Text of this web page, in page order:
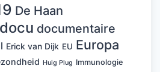
De Haan
docu documentaire
Erick van Dijk EU Europa
Huig Plug Immunologie